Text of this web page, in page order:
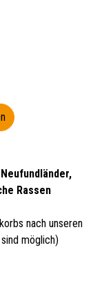
Rassen
nach unseren
möglich)